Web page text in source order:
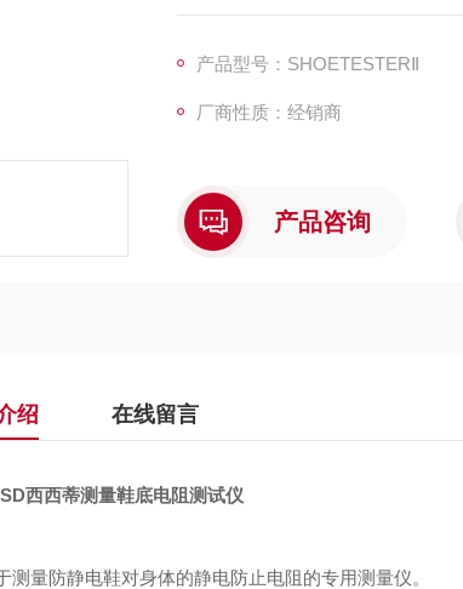
产品型号：SHOETESTERⅡ
厂商性质：经销商
产品咨询
绍 在线留言
西西蒂测量鞋底电阻测试仪
测量防静电鞋对身体的静电防止电阻的专用测量仪。